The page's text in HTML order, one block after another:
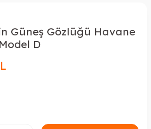
Güneş Gözlüğü Havane
D